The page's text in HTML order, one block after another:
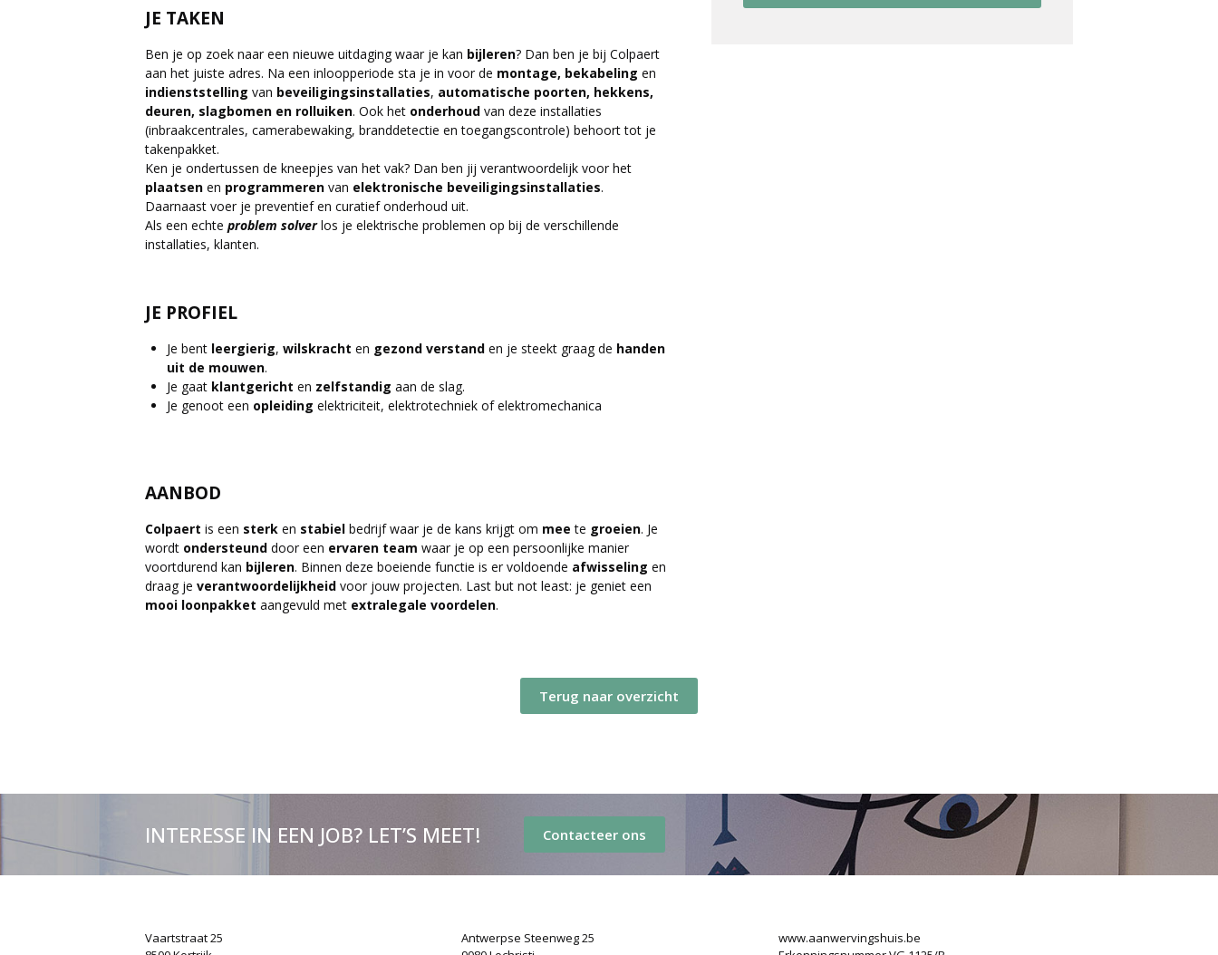
JE TAKEN
Ben je op zoek naar een nieuwe uitdaging waar je kan bijleren? Dan ben je bij Colpaert
aan het juiste adres. Na een inloopperiode sta je in voor de montage, bekabeling en
indienststelling van beveiligingsinstallaties, automatische poorten, hekkens,
deuren, slagbomen en rolluiken. Ook het onderhoud van deze installaties
(inbraakcentrales, camerabewaking, branddetectie en toegangscontrole) behoort tot je
takenpakket.
Ken je ondertussen de kneepjes van het vak? Dan ben jij verantwoordelijk voor het
plaatsen en programmeren van elektronische beveiligingsinstallaties.
Daarnaast voer je preventief en curatief onderhoud uit.
Als een echte problem solverlos je elektrische problemen op bij de verschillende
installaties, klanten.
JE PROFIEL
Je bent leergierig, wilskracht en gezond verstand en je steekt graag de handen
uit de mouwen.
Je gaat klantgericht en zelfstandig aan de slag.
Je genoot een opleiding elektriciteit, elektrotechniek of elektromechanica
AANBOD
Colpaert is een sterk en stabiel bedrijf waar je de kans krijgt om mee te groeien. Je
wordt ondersteund door een ervaren team waar je op een persoonlijke manier
voortdurend kan bijleren. Binnen deze boeiende functie is er voldoende afwisseling en
draag je verantwoordelijkheid voor jouw projecten. Last but not least: je geniet een
mooi loonpakket aangevuld met extralegale voordelen.
Terug naar overzicht
INTERESSE IN EEN JOB? LET’S MEET! Contacteer ons
Vaartstraat 25
Antwerpse Steenweg 25
www.aanwervingshuis.be